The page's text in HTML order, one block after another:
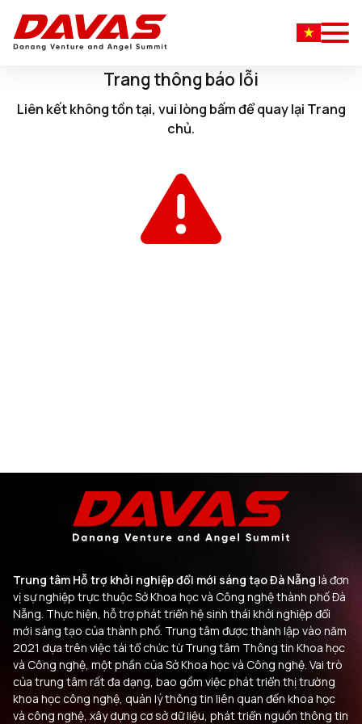
Trang thông báo lỗi
Liên kết không tồn tại, vui lòng bấmđể quay lại Trang
chủ.
Trung tâm Hỗ trợ khởi nghiệp đổi mới sáng tạo Đà Nẵng là đơn
vị sự nghiệp trực thuộc Sở Khoa học và Công nghệ thành phố Đà
Nẵng. Thực hiện, hỗ trợ phát triển hệ sinh thái khởi nghiệp đổi
mới sáng tạo của thành phố. Trung tâm được thành lập vào năm
2021 dựa trên việc tái tổ chức từ Trung tâm Thông tin Khoa học
và Công nghệ, một phần của Sở Khoa học và Công nghệ. Vai trò
của trung tâm rất đa dạng, bao gồm việc phát triển thị trường
khoa học công nghệ, quản lý thông tin liên quan đến khoa học
và công nghệ, xây dựng cơ sở dữ liệu, phát triển nguồn thông tin